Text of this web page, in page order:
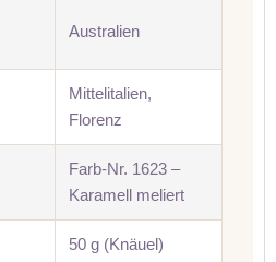
Australien
Mittelitalien,
Florenz
Farb-Nr. 1623 –
Karamell meliert
50 g (Knäuel)